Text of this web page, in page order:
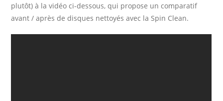
plutôt) à la vidéo ci-dessous, qui propose un comparatif
avant / après de disques nettoyés avec la Spin Clean.